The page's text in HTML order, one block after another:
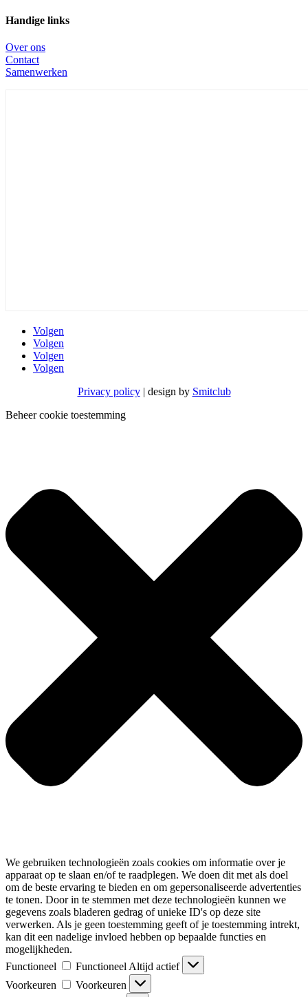
Handige links
Over ons
Contact
Samenwerken
Volgen
Volgen
Volgen
Volgen
Privacy policy| design by Smitclub
Beheer cookie toestemming
We gebruiken technologieën zoals cookies om informatie over je
apparaat op te slaan en/of te raadplegen. We doen dit met als doel
om de beste ervaring te bieden en om gepersonaliseerde advertenties
te tonen. Door in te stemmen met deze technologieën kunnen we
gegevens zoals bladeren gedrag of unieke ID's op deze site
verwerken. Als je geen toestemming geeft of je toestemming intrekt,
kan dit een nadelige invloed hebben op bepaalde functies en
mogelijkheden.
Functioneel
Functioneel Altijd actief
Voorkeuren
Voorkeuren